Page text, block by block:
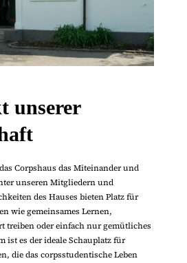
unserer
Corpshaus das Miteinander und
unseren Mitgliedern und
des Hauses bieten Platz für
wie gemeinsames Lernen,
treiben oder einfach nur gemütliches
ist es der ideale Schauplatz für
die das corpsstudentische Leben